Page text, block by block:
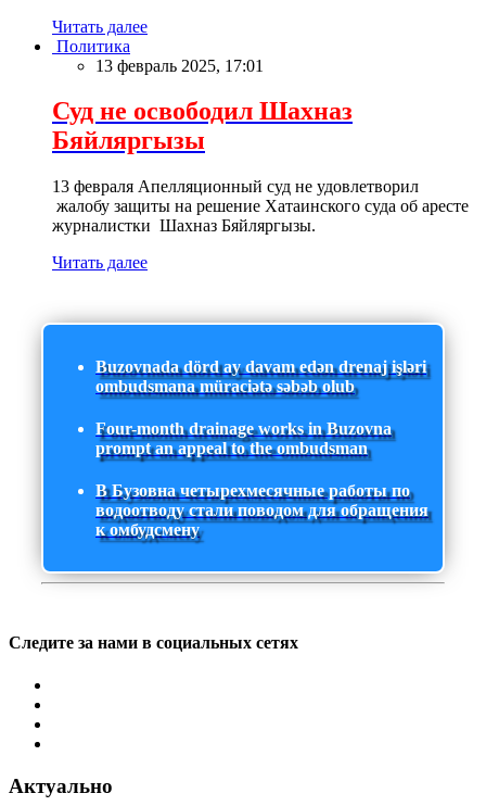
Читать далее
Политика
13 февраль 2025, 17:01
Суд не освободил Шахназ
Бяйляргызы
13 февраля Апелляционный суд не удовлетворил
жалобу защиты на решение Хатаинского суда об аресте
журналистки Шахназ Бяйляргызы.
Читать далее
Buzovnada dörd ay davam edən drenaj işləri
ombudsmana müraciətə səbəb olub
Four-month drainage works in Buzovna
prompt an appeal to the ombudsman
В Бузовна четырехмесячные работы по
водоотводу стали поводом для обращения
к омбудсмену
Следите за нами в социальных сетях
Актуально